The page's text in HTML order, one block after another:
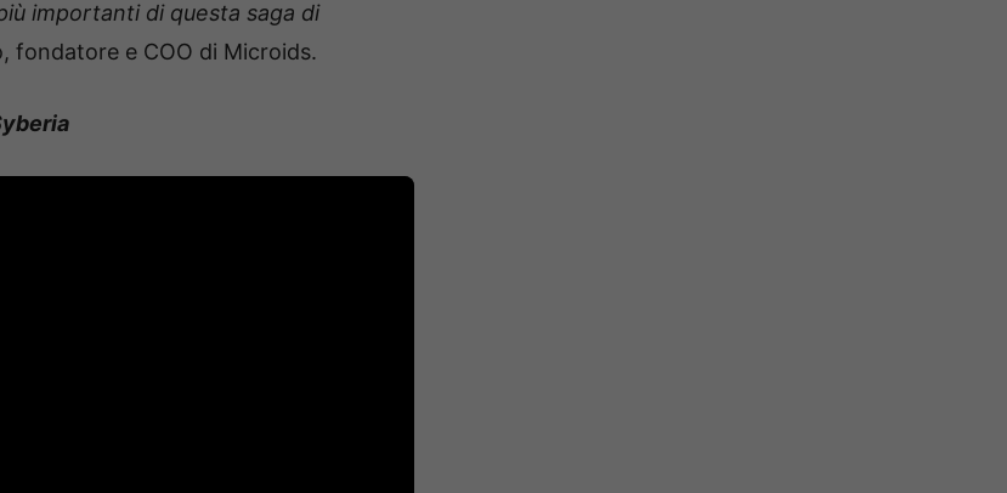
importanti di questa saga di
fondatore e COO di Microids.